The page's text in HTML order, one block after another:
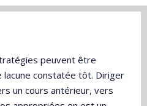
peuvent être
constatée tôt. Diriger
un cours antérieur, vers